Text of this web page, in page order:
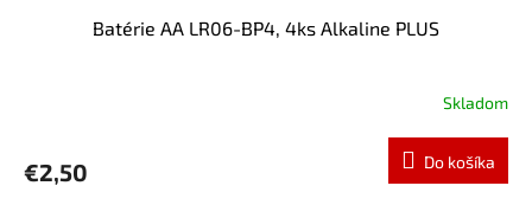
Batérie AA LR06-BP4, 4ks Alkaline PLUS
Skladom
€2,50 Do košíka